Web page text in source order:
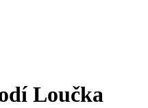
Loučka